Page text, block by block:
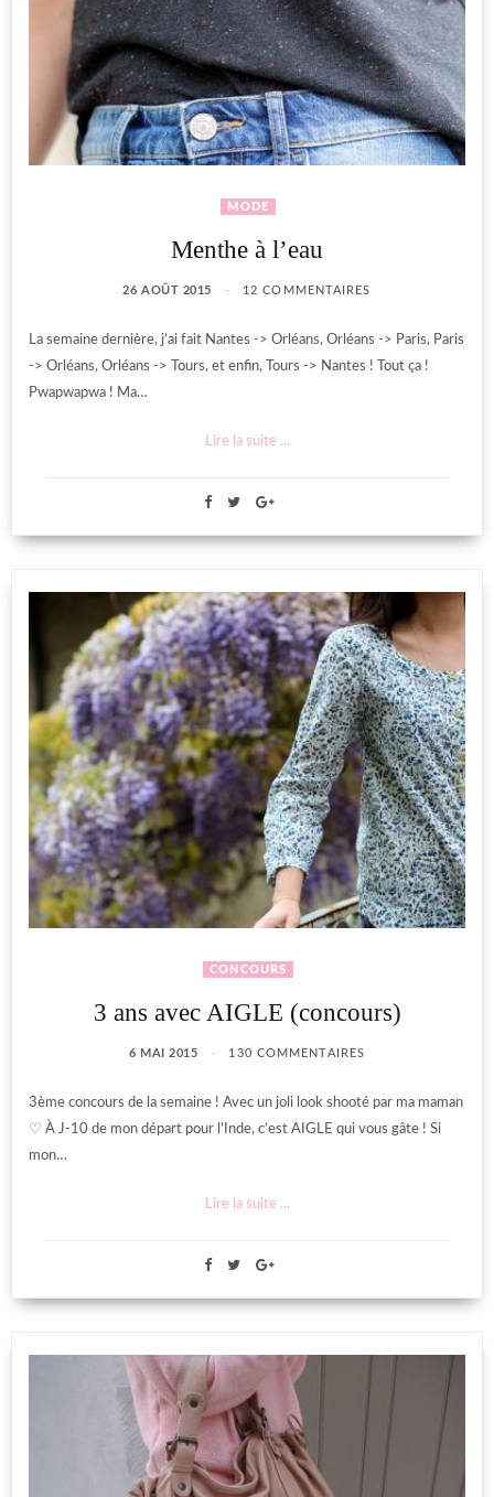
MODE
Menthe à l’eau
26 AOÛT 2015 12 COMMENTAIRES
La semaine dernière, j’ai fait Nantes -> Orléans, Orléans -> Paris, Paris
-> Orléans, Orléans -> Tours, et enfin, Tours -> Nantes ! Tout ça !
Pwapwapwa ! Ma…
Lire la suite ...
CONCOURS
3 ans avec AIGLE (concours)
6 MAI 2015 130 COMMENTAIRES
3ème concours de la semaine ! Avec un joli look shooté par ma maman
♡ À J-10 de mon départ pour l’Inde, c’est AIGLE qui vous gâte ! Si
mon…
Lire la suite ...